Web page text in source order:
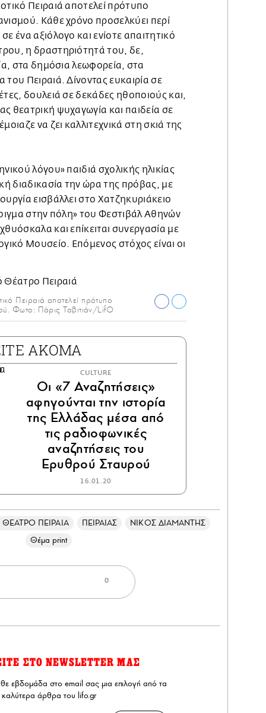
Πειραιά αποτελεί πρότυπο
Κάθε χρόνο προσελκύει περί
ένα αξιόλογο και ενίοτε απαιτητικό
η δραστηριότητά του, δε,
στα δημόσια λεωφορεία, στα
Πειραιά. Δίνοντας ευκαιρία σε
δουλειά σε δεκάδες ηθοποιούς και,
θεατρική ψυχαγωγία και παιδεία σε
να ζει καλλιτεχνικά στη σκιά της
λόγου» παιδιά σχολικής ηλικίας
διαδικασία την ώρα της πρόβας, με
εισβάλλει στο Χατζηκυριάκειο
στην πόλη» του Φεστιβάλ Αθηνών
και επίκειται συνεργασία με
Μουσείο. Επόμενος στόχος είναι οι
Πειραιά αποτελεί πρότυπο
Φωτο: Πάρις Ταβιτιάν/LifO
ΑΚΟΜΑ
CULTURE
Οι «7 Αναζητήσεις»
αφηγούνται την ιστορία
της Ελλάδας μέσα από
τις ραδιοφωνικές
αναζητήσεις του
Ερυθρού Σταυρού
16.01.20
ΠΕΙΡΑΙΑ ΠΕΙΡΑΙΑΣ
ΝΙΚΟΣ ΔΙΑΜΑΝΤΗΣ
Θέμα print
0
ΣΤΟ NEWSLETTER ΜΑΣ
εβδομάδα στο email σας μια επιλογή από τα
καλύτερα άρθρα του lifo.gr